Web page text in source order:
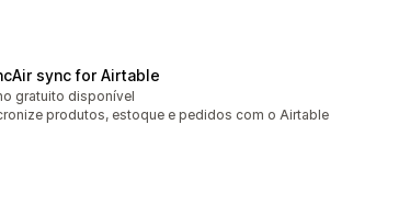
sync for Airtable
gratuito disponível
produtos, estoque e pedidos com o Airtable